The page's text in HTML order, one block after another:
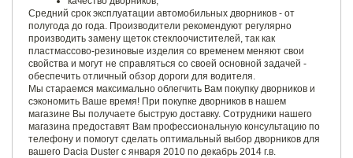
Средний срок эксплуатации автомобильных дворников - от
полугода до года. Производители рекомендуют регулярно
производить замену щеток стеклоочистителей, так как
пластмассово-резиновые изделия со временем меняют свои
свойства и могут не справляться со своей основной задачей -
обеспечить отличный обзор дороги для водителя.
Мы стараемся максимально облегчить Вам покупку дворников и
сэкономить Ваше время! При покупке дворников в нашем
магазине Вы получаете быструю доставку. Сотрудники нашего
магазина предоставят Вам профессиональную консультацию по
телефону и помогут сделать оптимальный выбор дворников для
вашего Dacia Duster с января 2010 по декабрь 2014 г.в.